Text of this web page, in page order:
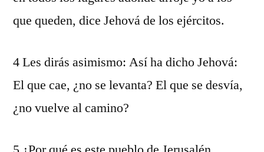
que queden, dice Jehová de los ejércitos.
4 Les dirás asimismo: Así ha dicho Jehová:
El que cae, ¿no se levanta? El que se desvía,
¿no vuelve al camino?